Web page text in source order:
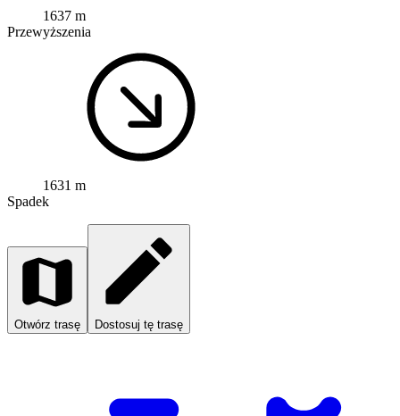
1637 m
Przewyższenia
1631 m
Spadek
Otwórz trasę Dostosuj tę trasę